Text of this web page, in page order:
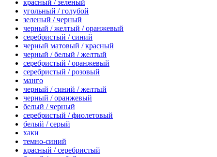
красный / зеленый
угольный / голубой
зеленый / черный
черный / желтый / оранжевый
серебристый / синий
черный матовый / красный
черный / белый / желтый
серебристый / оранжевый
серебристый / розовый
манго
черный / синий / желтый
черный / оранжевый
белый / черный
серебристый / фиолетовый
белый / серый
хаки
темно-синий
красный / серебристый